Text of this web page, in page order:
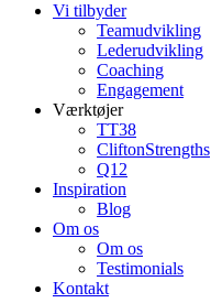
Vi tilbyder
Teamudvikling
Lederudvikling
Coaching
Engagement
Værktøjer
TT38
CliftonStrengths
Q12
Inspiration
Blog
Om os
Om os
Testimonials
Kontakt